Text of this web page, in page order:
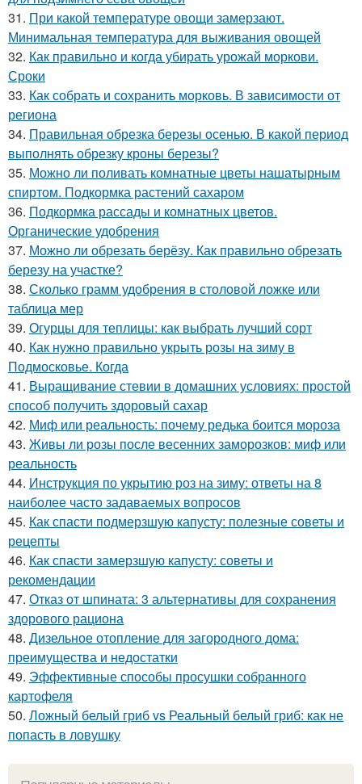
31. При какой температуре овощи замерзают.
Минимальная температура для выживания овощей
32. Как правильно и когда убирать урожай моркови.
Сроки
33. Как собрать и сохранить морковь. В зависимости от
региона
34. Правильная обрезка березы осенью. В какой период
выполнять обрезку кроны березы?
35. Можно ли поливать комнатные цветы нашатырным
спиртом. Подкормка растений сахаром
36. Подкормка рассады и комнатных цветов.
Органические удобрения
37. Можно ли обрезать берёзу. Как правильно обрезать
березу на участке?
38. Сколько грамм удобрения в столовой ложке или
таблица мер
39. Огурцы для теплицы: как выбрать лучший сорт
40. Как нужно правильно укрыть розы на зиму в
Подмосковье. Когда
41. Выращивание стевии в домашних условиях: простой
способ получить здоровый сахар
42. Миф или реальность: почему редька боится мороза
43. Живы ли розы после весенних заморозков: миф или
реальность
44. Инструкция по укрытию роз на зиму: ответы на 8
наиболее часто задаваемых вопросов
45. Как спасти подмерзшую капусту: полезные советы и
рецепты
46. Как спасти замерзшую капусту: советы и
рекомендации
47. Отказ от шпината: 3 альтернативы для сохранения
здорового рациона
48. Дизельное отопление для загородного дома:
преимущества и недостатки
49. Эффективные способы просушки собранного
картофеля
50. Ложный белый гриб vs Реальный белый гриб: как не
попасть в ловушку